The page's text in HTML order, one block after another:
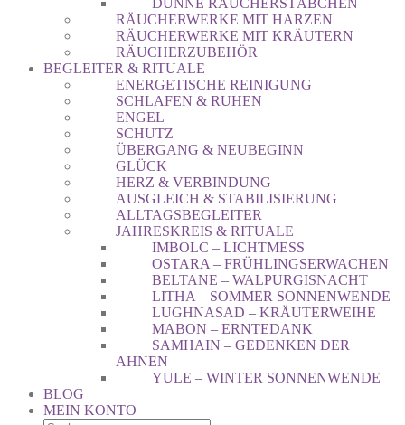
DÜNNE RÄUCHERSTÄBCHEN
RÄUCHERWERKE MIT HARZEN
RÄUCHERWERKE MIT KRÄUTERN
RÄUCHERZUBEHÖR
BEGLEITER & RITUALE
ENERGETISCHE REINIGUNG
SCHLAFEN & RUHEN
ENGEL
SCHUTZ
ÜBERGANG & NEUBEGINN
GLÜCK
HERZ & VERBINDUNG
AUSGLEICH & STABILISIERUNG
ALLTAGSBEGLEITER
JAHRESKREIS & RITUALE
IMBOLC – LICHTMESS
OSTARA – FRÜHLINGSERWACHEN
BELTANE – WALPURGISNACHT
LITHA – SOMMER SONNENWENDE
LUGHNASAD – KRÄUTERWEIHE
MABON – ERNTEDANK
SAMHAIN – GEDENKEN DER
AHNEN
YULE – WINTER SONNENWENDE
BLOG
MEIN KONTO